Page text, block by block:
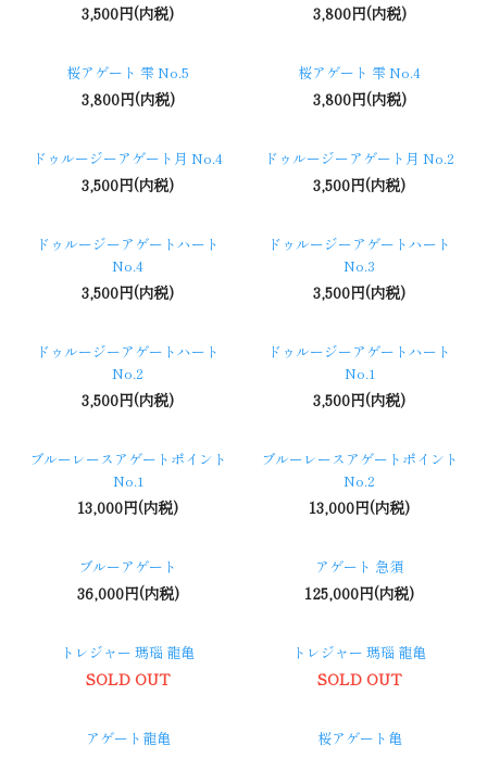
3,500円(内税) 3,800円(内税)
桜アゲート 雫 No.5
3,800円(内税)
桜アゲート 雫 No.4
3,800円(内税)
ドゥルージーアゲート月 No.4
3,500円(内税)
ドゥルージーアゲート月 No.2
3,500円(内税)
ドゥルージーアゲートハート
No.4
3,500円(内税)
ドゥルージーアゲートハート
No.3
3,500円(内税)
ドゥルージーアゲートハート
No.2
3,500円(内税)
ドゥルージーアゲートハート
No.1
3,500円(内税)
ブルーレースアゲートポイント
No.1
13,000円(内税)
ブルーレースアゲートポイント
No.2
13,000円(内税)
ブルーアゲート
36,000円(内税)
アゲート 急須
125,000円(内税)
トレジャー 瑪瑙 龍亀
SOLD OUT
トレジャー 瑪瑙 龍亀
SOLD OUT
アゲート龍亀 桜アゲート亀